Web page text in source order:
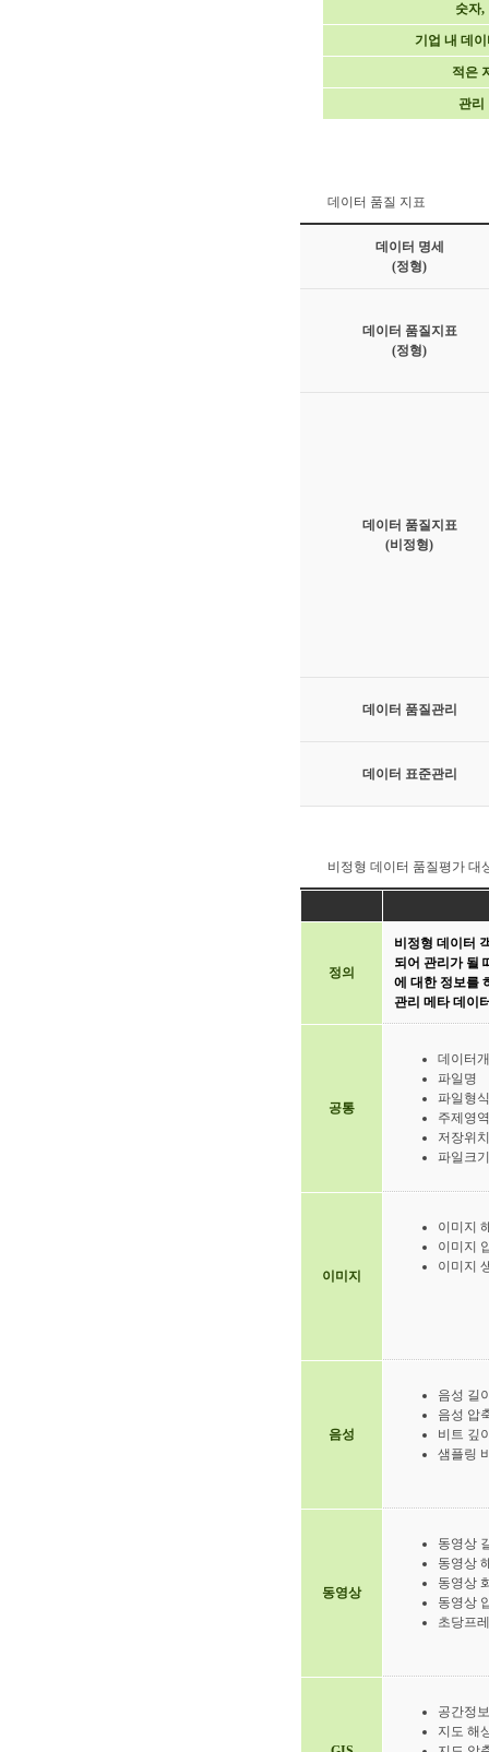
숫자,
기업 내 데
적은
관리
데이터 품질 지표
데이터 명세
(정형)
데이터 품질지표
(정형)
데이터 품질지표
(비정형)
데이터 품질관리
데이터 표준관리
비정형 데이터 품질평가 대
정의
비정형 데이터
되어 관리가 될
에 대한 정보를
관리 메타 데이
공통
데이터
파일명
파일형식
주제영역
저장위치
파일크기
이미지
이미지
이미지
이미지
음성
음성 길
음성 압
비트 깊
샘플링
동영상
동영상
동영상
동영상
동영상
초당프
공간정
지도 해